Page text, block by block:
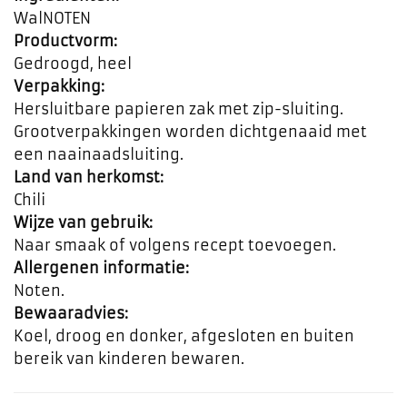
WalNOTEN
Productvorm:
Gedroogd, heel
Verpakking:
Hersluitbare papieren zak met zip-sluiting.
Grootverpakkingen worden dichtgenaaid met
een naainaadsluiting.
Land van herkomst:
Chili
Wijze van gebruik:
Naar smaak of volgens recept toevoegen.
Allergenen informatie:
Noten.
Bewaaradvies:
Koel, droog en donker, afgesloten en buiten
bereik van kinderen bewaren.